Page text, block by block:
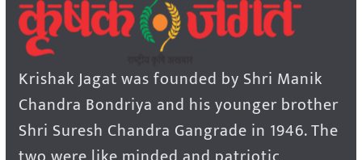
Krishak Jagat was founded by Shri Manik
Chandra Bondriya and his younger brother
Shri Suresh Chandra Gangrade in 1946. The